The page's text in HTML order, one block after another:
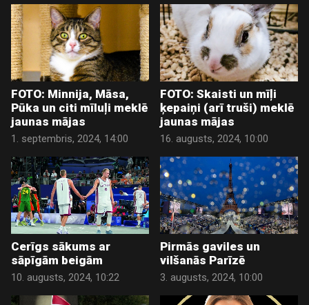
FOTO: Minnija, Māsa,
Pūka un citi mīluļi meklē
jaunas mājas
1. septembris, 2024, 14:00
FOTO: Skaisti un mīļi
ķepaiņi (arī truši) meklē
jaunas mājas
16. augusts, 2024, 10:00
Cerīgs sākums ar
sāpīgām beigām
10. augusts, 2024, 10:22
Pirmās gaviles un
vilšanās Parīzē
3. augusts, 2024, 10:00